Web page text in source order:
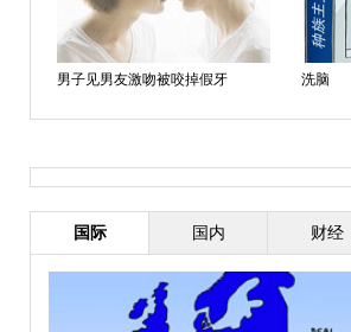
男子见男友激吻被咬掉假牙 洗脑
国际 国内 财经